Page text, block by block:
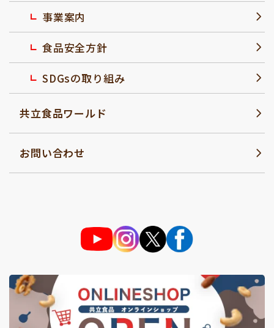
事業案内
食品安全方針
SDGsの取り組み
共立食品ワールド
お問い合わせ